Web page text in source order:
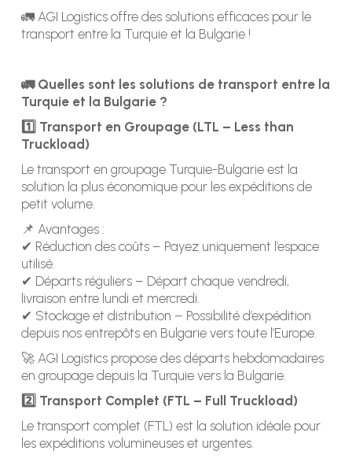
🚛 AGI Logistics offre des solutions efficaces pour le
transport entre la Turquie et la Bulgarie !
🚛 Quelles sont les solutions de transport entre la
Turquie et la Bulgarie ?
1️⃣ Transport en Groupage (LTL – Less than
Truckload)
Le transport en groupage Turquie-Bulgarie est la
solution la plus économique pour les expéditions de
petit volume.
📌 Avantages :
✔ Réduction des coûts – Payez uniquement l’espace
utilisé.
✔ Départs réguliers – Départ chaque vendredi,
livraison entre lundi et mercredi.
✔ Stockage et distribution – Possibilité d’expédition
depuis nos entrepôts en Bulgarie vers toute l’Europe.
🚀 AGI Logistics propose des départs hebdomadaires
en groupage depuis la Turquie vers la Bulgarie.
2️⃣ Transport Complet (FTL – Full Truckload)
Le transport complet (FTL) est la solution idéale pour
les expéditions volumineuses et urgentes.